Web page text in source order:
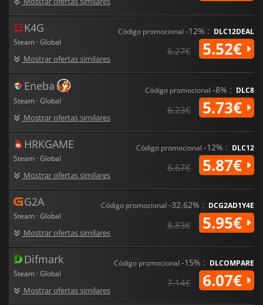
K4G
Steam · Global
Mostrar ofertas similares
Código promocional -12% : DLC12DEAL
6.27€ 5.52€
Eneba
Steam · Global
Mostrar ofertas similares
Código promocional -8% : DLC8
6.23€ 5.73€
HRKGAME
Steam · Global
Mostrar ofertas similares
Código promocional -12% : DLC12
6.67€ 5.87€
G2A
Steam · Global
Mostrar ofertas similares
Código promocional -32.62% : DCG2AD1Y4E
8.83€ 5.95€
Difmark
Steam · Global
Mostrar ofertas similares
Código promocional -15% : DLCOMPARE
7.14€ 6.07€